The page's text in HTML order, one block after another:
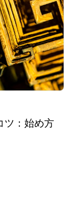
ツ：始め方
ージ
先のページ